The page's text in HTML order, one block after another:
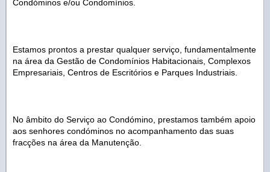
Condóminos e/ou Condomínios.
Estamos prontos a prestar qualquer serviço, fundamentalmente
na área da Gestão de Condomínios Habitacionais, Complexos
Empresariais, Centros de Escritórios e Parques Industriais.
No âmbito do Serviço ao Condómino, prestamos também apoio
aos senhores condóminos no acompanhamento das suas
fracções na área da Manutenção.